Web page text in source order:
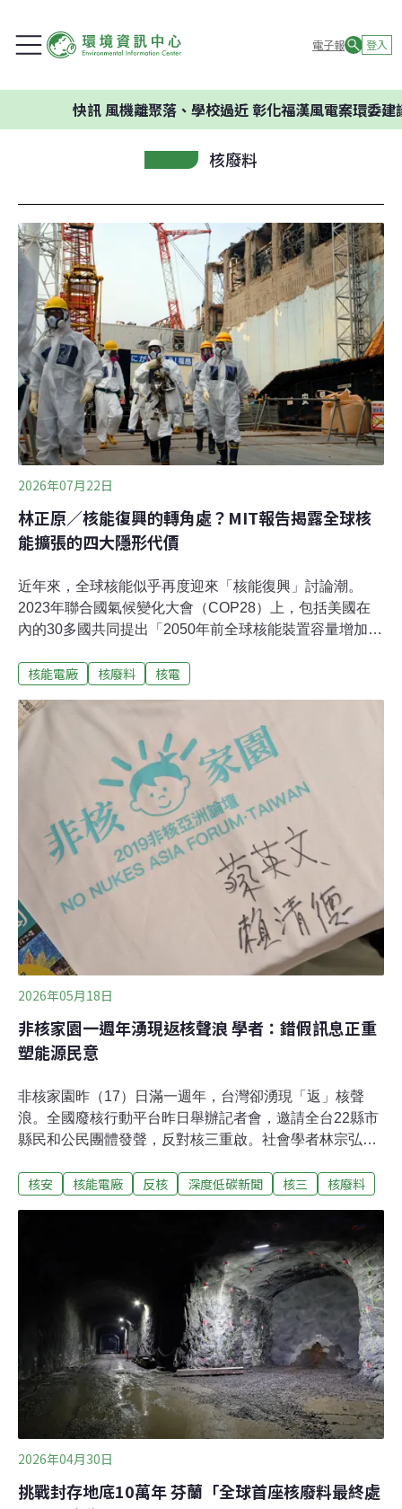
電子報 登入
風機離聚落、學校過近 彰化福漢風電案環委建議不應開
核廢料
2026年07月22日
林正原／核能復興的轉角處？MIT報告揭露全球核
能擴張的四大隱形代價
近年來，全球核能似乎再度迎來「核能復興」討論潮。
2023年聯合國氣候變化大會（COP28）上，包括美國在
內的30多國共同提出「2050年前全球核能裝置容量增加三
足未來電力需求。然而，這樣的願景究竟建立在什麼基礎
恐怕忽略了真正決定核能未來的關鍵因素。曾任美國中央
情報局（CIA）局長、國防部副部長，也是麻省理工學院
（MIT）榮譽教授的約翰．杜奇（John Deutch）2026年6
月底發表《未來核能部署涉及的非經濟因素》（Non-
Economic Matters Involved in Future Nuclear
Deployment）報告指出，未來核能建設最大的挑戰，未必
是經濟性，而是四項經常被忽略的「非經濟因素」：核事
故、核廢料、燃料循環，以及核武擴散風險。這些問題無
法單靠市場機制解決，卻
核能電廠 核廢料 核電
2026年05月18日
非核家園一週年湧現返核聲浪 學者：錯假訊息正重
塑能源民意
非核家園昨（17）日滿一週年，台灣卻湧現「返」核聲
浪。全國廢核行動平台昨日舉辦記者會，邀請全台22縣市
縣民和公民團體發聲，反對核三重啟。社會學者林宗弘表
意，台灣反核方比例過去曾高達78%，現已降至47%。非
辦非核一週年記者會及論壇，訴求核三勿重啟、審查不草
率、落實核電三原則，並要政府回應核廢問題。2025年5
月17日，核三廠2號機除役，台灣正式邁入非核家園，重
啟核電聲浪卻湧現。回顧過去一年，立院修法允許核電重
啟，在野黨也舉辦核三重啟公投，政府則對外表態不排斥
新式核能，台電也已提交核三再運轉計畫。台灣環境保護
聯盟會長謝志誠表示，非核家園一年來，有331天備轉容
量率超過10%，介於6～10%的供電吃緊狀況低於30天，
「非核家園的這一年，並沒有像核電幫對台灣的詛咒，說
經濟會崩盤、產業會出走。」他回
核安 核能電廠 反核 深度低碳新聞 核三 核廢料
2026年04月30日
挑戰封存地底10萬年 芬蘭「全球首座核廢料最終處